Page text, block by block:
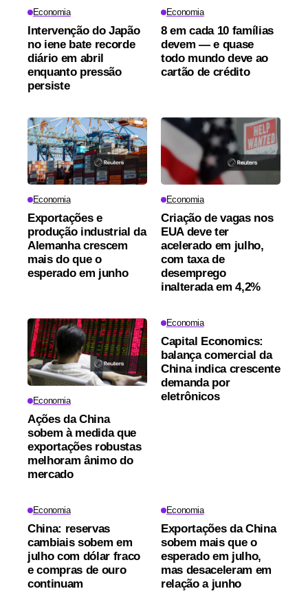
Economia
Intervenção do Japão
no iene bate recorde
diário em abril
enquanto pressão
persiste
Economia
8 em cada 10 famílias
devem — e quase
todo mundo deve ao
cartão de crédito
Economia
Exportações e
produção industrial da
Alemanha crescem
mais do que o
esperado em junho
Economia
Criação de vagas nos
EUA deve ter
acelerado em julho,
com taxa de
desemprego
inalterada em 4,2%
Economia
Ações da China
sobem à medida que
exportações robustas
melhoram ânimo do
mercado
Economia
Capital Economics:
balança comercial da
China indica crescente
demanda por
eletrônicos
Economia
China: reservas
cambiais sobem em
julho com dólar fraco
e compras de ouro
continuam
Economia
Exportações da China
sobem mais que o
esperado em julho,
mas desaceleram em
relação a junho